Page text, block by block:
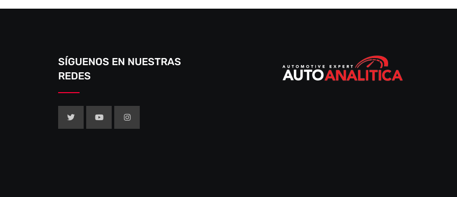
SÍGUENOS EN NUESTRAS
REDES